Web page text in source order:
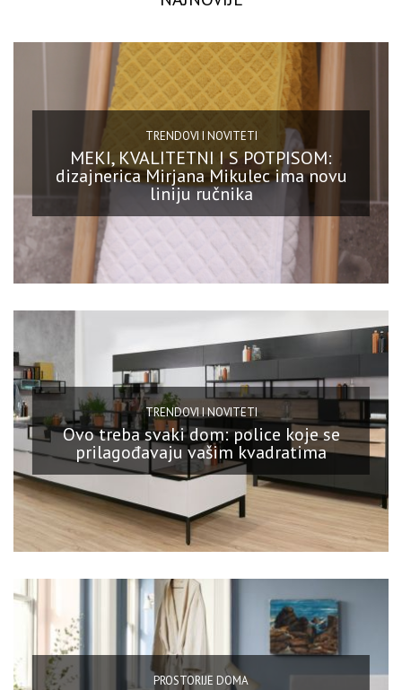
TRENDOVI I NOVITETI
MEKI, KVALITETNI I S POTPISOM:
dizajnerica Mirjana Mikulec ima novu
liniju ručnika
TRENDOVI I NOVITETI
Ovo treba svaki dom: police koje se
prilagođavaju vašim kvadratima
PROSTORIJE DOMA